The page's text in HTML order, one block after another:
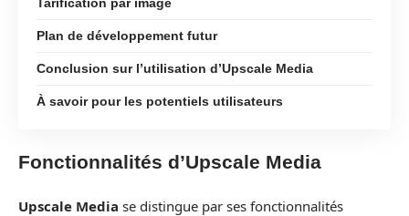
Plan de développement futur
Conclusion sur l’utilisation d’Upscale Media
À savoir pour les potentiels utilisateurs
Fonctionnalités d’Upscale Media
Upscale Media se distingue par ses fonctionnalités